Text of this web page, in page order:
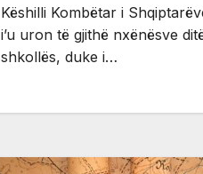
Këshilli Kombëtar i
i’u uron të gjithë nxënësve
shkollës, duke i…